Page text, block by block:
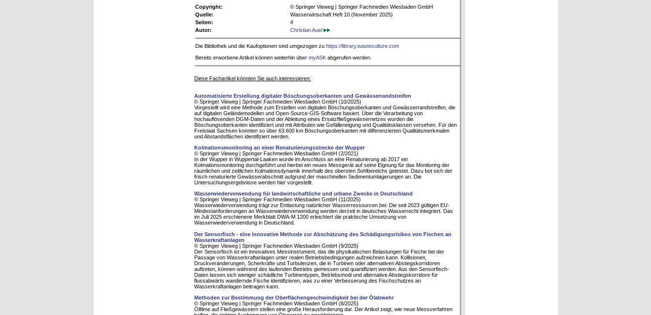
Copyright:
© Springer Vieweg | Springer Fachmedien Wiesbaden GmbH
Quelle:
Wasserwirtschaft Heft 10 (November 2025)
Seiten:
4
Autor:
Christian Auel
Die Bibliothek und die Kaufoptionen sind umgezogen zu https://library.wasteculture.com
Bereits erworbene Artikel können weiterhin über myASK abgerufen werden.
Diese Fachartikel könnten Sie auch interessieren:
Automatisierte Erstellung digitaler Böschungsoberkanten und Gewässerrandstreifen
© Springer Vieweg | Springer Fachmedien Wiesbaden GmbH (10/2025)
Vorgestellt wird eine Methode zum Erstellen von digitalen Böschungsoberkanten und Gewässerrandstreifen, die
auf digitalen Geländemodellen und Open-Source-GIS-Software basiert. Über die Verarbeitung von
hochauflösenden DGM-Daten und der Ableitung eines Ersatzfließgewässernetzes wurden die
Böschungsoberkanten identifiziert und mit Attributen wie Gefälleneigung und Qualitätsklassen versehen. Für den
Freistaat Sachsen konnten so über 63.600 km Böschungsoberkanten mit differenzierten Qualitätsmerkmalen
und Abstandsflächen identifiziert werden.
Kolmationsmonitoring an einer Renaturierungsstrecke der Wupper
© Springer Vieweg | Springer Fachmedien Wiesbaden GmbH (2/2021)
In der Wupper in Wuppertal-Laaken wurde im Anschluss an eine Renaturierung ab 2017 ein
Kolmationsmonitoring durchgeführt und hierbei ein neues Messgerät auf seine Eignung für das Monitoring der
räumlichen und zeitlichen Kolmationsdynamik innerhalb des obersten Sohlbereichs getestet. Dazu bot sich der
frisch renaturierte Gewässerabschnitt aufgrund der maschinellen Sedimentumlagerungen an. Die
Untersuchungsergebnisse werden hier vorgestellt.
Wasserwiederverwendung für landwirtschaftliche und urbane Zwecke in Deutschland
© Springer Vieweg | Springer Fachmedien Wiesbaden GmbH (11/2025)
Wasserwiederverwendung trägt zur Entlastung natürlicher Wasserressourcen bei. Die seit 2023 gültigen EU-
Mindestanforderungen an Wasserwiederverwendung werden derzeit in deutsches Wasserrecht integriert. Das
im Juli 2025 erschienene Merkblatt DWA-M 1200 erleichtert die praktische Umsetzung von
Wasserwiederverwendung in Deutschland.
Der Sensorfisch - eine innovative Methode zur Abschätzung des Schädigungsrisikos von Fischen an
Wasserkraftanlagen
© Springer Vieweg | Springer Fachmedien Wiesbaden GmbH (9/2025)
Der Sensorfisch ist ein innovatives Messinstrument, das die physikalischen Belastungen für Fische bei der
Passage von Wasserkraftanlagen unter realen Betriebsbedingungen aufzeichnen kann. Kollisionen,
Druckveränderungen, Scherkräfte und Turbulenzen, die in Turbinen oder alternativen Abstiegskorridoren
auftreten, können während des laufenden Betriebs gemessen und quantifiziert werden. Aus den Sensorfisch-
Daten lassen sich weniger schädliche Turbinentypen, Betriebsmodi und alternative Abstiegskorridore für
flussabwärts wandernde Fische identifizieren, was zu einer Verbesserung des Fischschutzes an
Wasserkraftanlagen beitragen kann.
Methoden zur Bestimmung der Oberflächengeschwindigkeit bei der Ölabwehr
© Springer Vieweg | Springer Fachmedien Wiesbaden GmbH (8/2025)
Ölfilme auf Fließgewässern stellen eine große Herausforderung dar. Der Artikel zeigt, wie neue Messverfahren